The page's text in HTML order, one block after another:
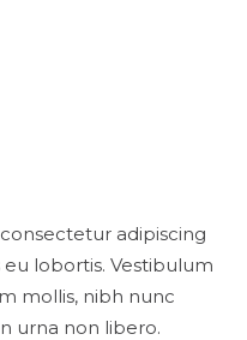
adipiscing
lobortis. Vestibulum
mollis, nibh nunc
urna non libero.